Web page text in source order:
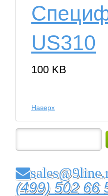
US310
100 KB
Наверх
(499) 502 66